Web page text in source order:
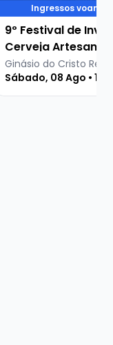
Ingressos voando
9º Festival de
Cerveja Artesanal
Ginásio do Cristo Rei -
Sábado, 08 Ago • 15